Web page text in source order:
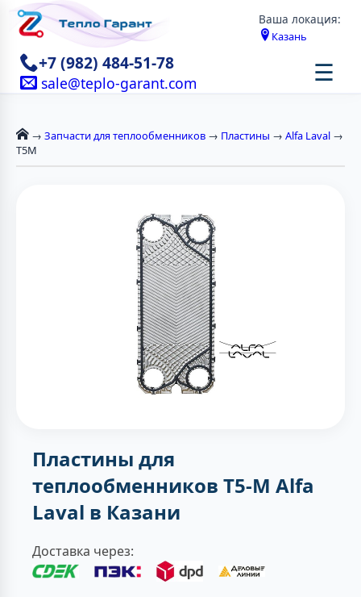
Ваша локация:
Казань
+7 (982) 484-51-78
sale@teplo-garant.com ☰
→ Запчасти для теплообменников → Пластины → Alfa Laval →
T5M
Пластины для
теплообменников T5-M Alfa
Laval в Казани
Доставка через: